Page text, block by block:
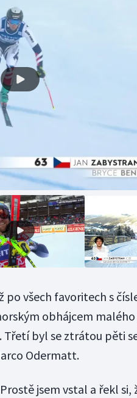
všech favoritech s
obhájcem
byl se ztrátou pěti
Odermatt.
jsem vstal a řekl si,